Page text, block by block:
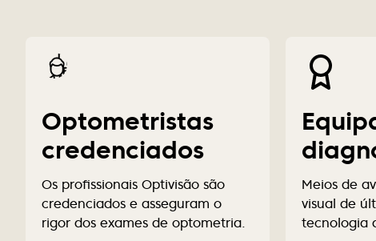
Optometristas
credenciados
Os profissionais Optivisão são
credenciados e asseguram o
rigor dos exames de optometria.
Meios de
visual de
tecnologia